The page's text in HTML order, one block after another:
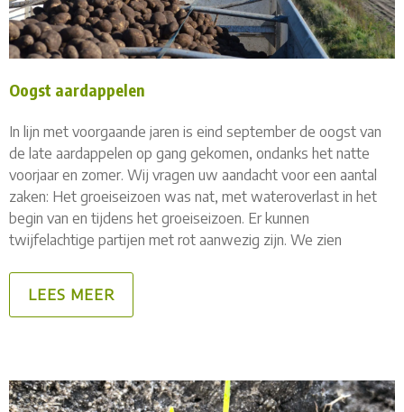
Oogst aardappelen
In lijn met voorgaande jaren is eind september de oogst van
de late aardappelen op gang gekomen, ondanks het natte
voorjaar en zomer. Wij vragen uw aandacht voor een aantal
zaken: Het groeiseizoen was nat, met wateroverlast in het
begin van en tijdens het groeiseizoen. Er kunnen
twijfelachtige partijen met rot aanwezig zijn. We zien
LEES MEER